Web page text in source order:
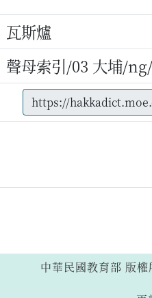
瓦斯爐
聲母索引/03 大埔/
中華民國教育部